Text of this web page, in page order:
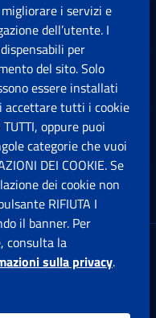
Grande, 21
i servizi e
dell’utente. I
per
del sito. Solo
essere installati
accettare tutti i cookie
oppure puoi
categorie che vuoi
DEI COOKIE. Se
dei cookie non
RIFIUTA I
il banner. Per
consulta la
sulla privacy.